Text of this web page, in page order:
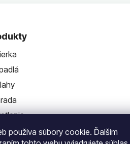
používa súbory cookie. Ďalším